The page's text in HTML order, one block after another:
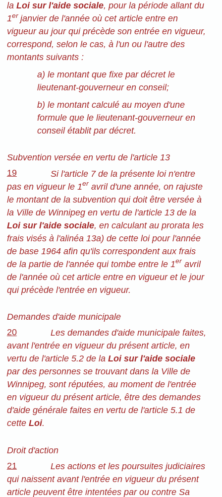
la Loi sur l'aide sociale, pour la période allant du
1er janvier de l'année où cet article entre en
vigueur au jour qui précède son entrée en vigueur,
correspond, selon le cas, à l'un ou l'autre des
montants suivants :
a) le montant que fixe par décret le
lieutenant-gouverneur en conseil;
b) le montant calculé au moyen d'une
formule que le lieutenant-gouverneur en
conseil établit par décret.
Subvention versée en vertu de l'article 13
19
Si l'article 7 de la présente loi n'entre
pas en vigueur le 1er avril d'une année, on rajuste
le montant de la subvention qui doit être versée à
la Ville de Winnipeg en vertu de l'article 13 de la
Loi sur l'aide sociale, en calculant au prorata les
frais visés à l'alinéa 13a) de cette loi pour l'année
de base 1964 afin qu'ils correspondent aux frais
de la partie de l'année qui tombe entre le 1er avril
de l'année où cet article entre en vigueur et le jour
qui précède l'entrée en vigueur.
Demandes d'aide municipale
20
Les demandes d'aide municipale faites,
avant l'entrée en vigueur du présent article, en
vertu de l'article 5.2 de la Loi sur l'aide sociale
par des personnes se trouvant dans la Ville de
Winnipeg, sont réputées, au moment de l'entrée
en vigueur du présent article, être des demandes
d'aide générale faites en vertu de l'article 5.1 de
cette Loi.
Droit d'action
21
Les actions et les poursuites judiciaires
qui naissent avant l'entrée en vigueur du présent
article peuvent être intentées par ou contre Sa